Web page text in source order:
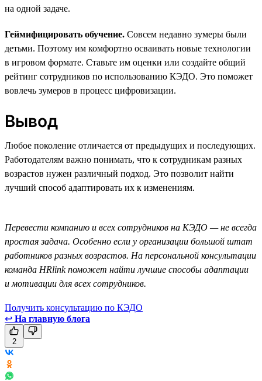
на одной задаче.
Геймифицировать обучение. Совсем недавно зумеры были
детьми. Поэтому им комфортно осваивать новые технологии
в игровом формате. Ставьте им оценки или создайте общий
рейтинг сотрудников по использованию КЭДО. Это поможет
вовлечь зумеров в процесс цифровизации.
Вывод
Любое поколение отличается от предыдущих и последующих.
Работодателям важно понимать, что к сотрудникам разных
возрастов нужен различный подход. Это позволит найти
лучший способ адаптировать их к изменениям.
Перевести компанию и всех сотрудников на КЭДО — не всегда
простая задача. Особенно если у организации большой штат
работников разных возрастов. На персональной консультации
команда HRlink поможет найти лучшие способы адаптации
и мотивации для всех сотрудников.
Получить консультацию по КЭДО
↩ На главную блога
2